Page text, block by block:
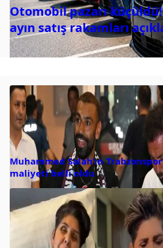
Otomobil pazarı
ayın satış rakamları
Muhammed Salah’ın
maliyeti belli oldu